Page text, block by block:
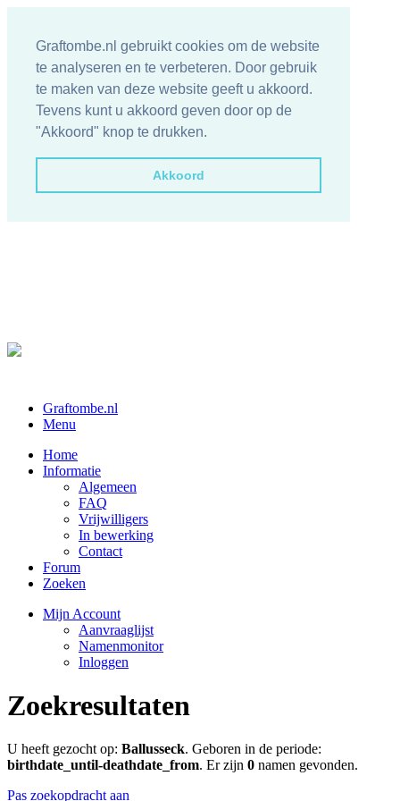
Graftombe.nl gebruikt cookies om de website
te analyseren en te verbeteren. Door gebruik
te maken van deze website geeft u akkoord.
Tevens kunt u akkoord geven door op de
"Akkoord" knop te drukken.
Akkoord
Graftombe.nl
Menu
Home
Informatie
Algemeen
FAQ
Vrijwilligers
In bewerking
Contact
Forum
Zoeken
Mijn Account
Aanvraaglijst
Namenmonitor
Inloggen
Zoekresultaten
U heeft gezocht op: Ballusseck. Geboren in de periode:
birthdate_until-deathdate_from. Er zijn 0 namen gevonden.
Pas zoekopdracht aan